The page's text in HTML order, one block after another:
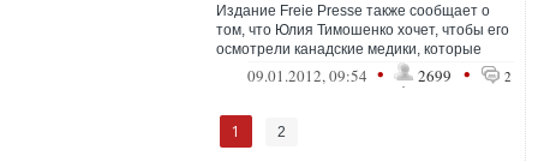
Издание Freie Presse также сообщает о
том, что Юлия Тимошенко хочет, чтобы его
осмотрели канадские медики, которые
специализируются на заболеваниях, и...
09.01.2012, 09:54 • 2699 • 2
1 2